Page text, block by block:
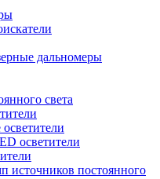
дальномеры
света
осветители
источников постоянного